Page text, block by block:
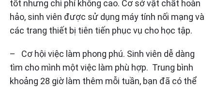
tốt nhưng chi phí không cao. Cơ sở vật chất hoàn
hảo, sinh viên được sử dụng máy tính nối mạng và
các trang thiết bị tiên tiến phục vụ cho học tập.
– Cơ hội việc làm phong phú. Sinh viên dễ dàng
tìm cho mình một việc làm phù hợp. Trung bình
khoảng 28 giờ làm thêm mỗi tuần, bạn đã có thể